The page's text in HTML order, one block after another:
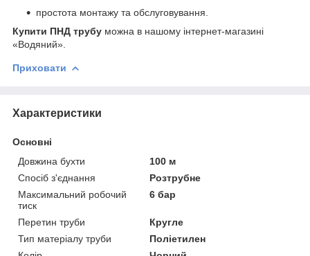
простота монтажу та обслуговування.
Купити ПНД трубу можна в нашому інтернет-магазині
«Водяний».
Приховати
Характеристики
Основні
Довжина бухти
100 м
Спосіб з'єднання
Розтрубне
Максимальний робочий
тиск
6 бар
Перетин труби
Кругле
Тип матеріалу труби
Поліетилен